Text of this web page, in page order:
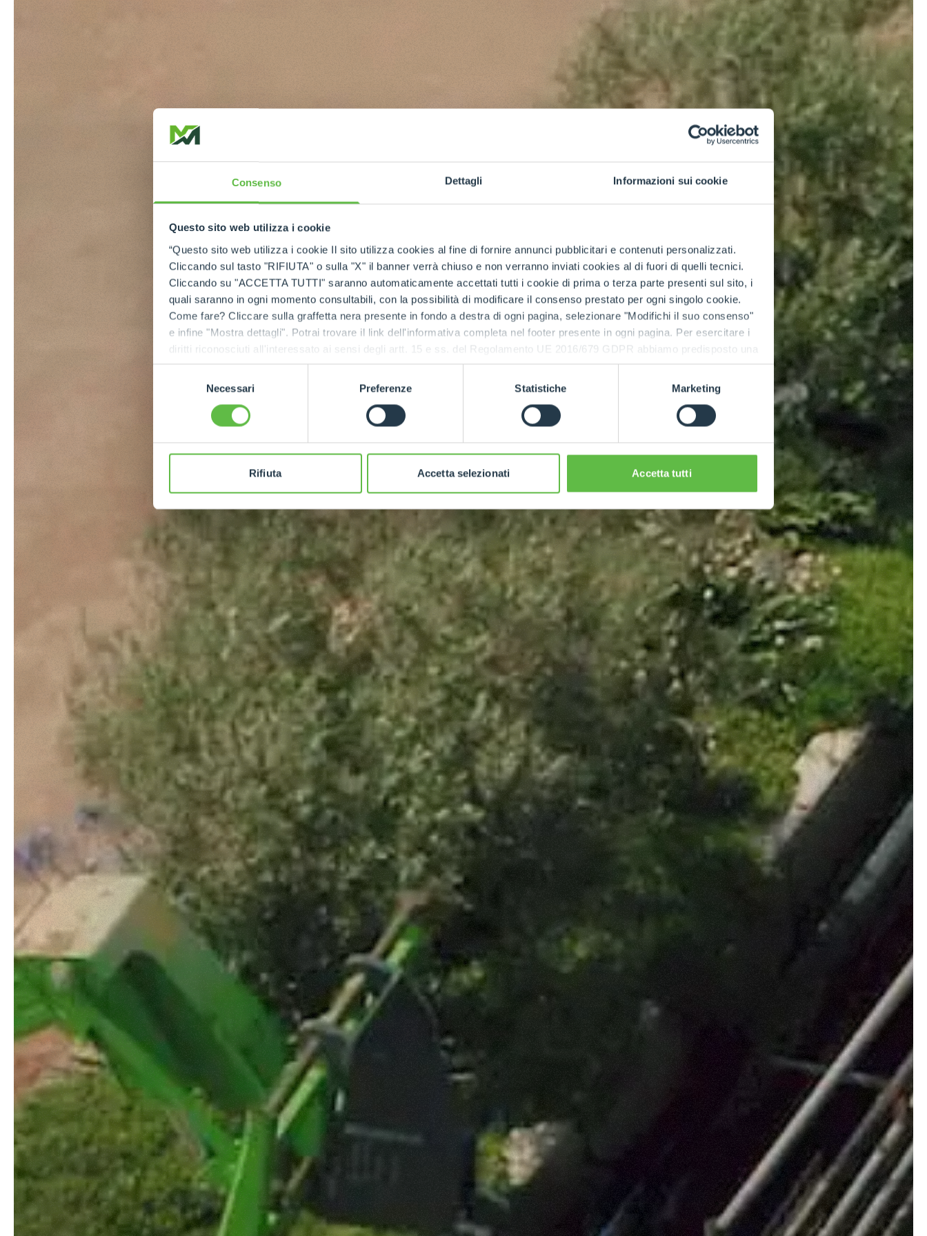
Consenso Dettagli Informazioni sui cookie
Questo sito web utilizza i cookie
“Questo sito web utilizza i cookie Il sito utilizza cookies al fine di fornire annunci pubblicitari e contenuti personalizzati.
Cliccando sul tasto "RIFIUTA" o sulla "X" il banner verrà chiuso e non verranno inviati cookies al di fuori di quelli tecnici.
Cliccando su "ACCETTA TUTTI" saranno automaticamente accettati tutti i cookie di prima o terza parte presenti sul sito, i
quali saranno in ogni momento consultabili, con la possibilità di modificare il consenso prestato per ogni singolo cookie.
Come fare? Cliccare sulla graffetta nera presente in fondo a destra di ogni pagina, selezionare "Modifichi il suo consenso"
e infine "Mostra dettagli". Potrai trovare il link dell'informativa completa nel footer presente in ogni pagina. Per esercitare i
diritti riconosciuti all'interessato ai sensi degli artt. 15 e ss. del Regolamento UE 2016/679 GDPR abbiamo predisposto una
apposita procedura.
Necessari Preferenze Statistiche Marketing
Rifiuta Accetta selezionati Accetta tutti